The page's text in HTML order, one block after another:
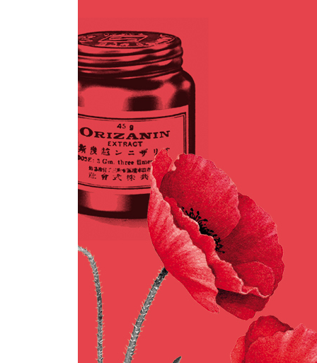
8장 마법의 탄환
대륙을 넘어선 공조 | 100년의 시간 | 비소, 구원
신대륙으로 | 세계로 | 앞으로
더 들어가기: 페니실린 생산을 위해 화학자들은 무
9장 공포의 전쟁, 전쟁의 공포
덩케르크 탈출 작전 | 인공동면 요법 | 고참 병장
| 슈퍼히어로의 PTSD
마치며
전쟁이 없으면 약을 못 만들까? | 전쟁과 질병에 대